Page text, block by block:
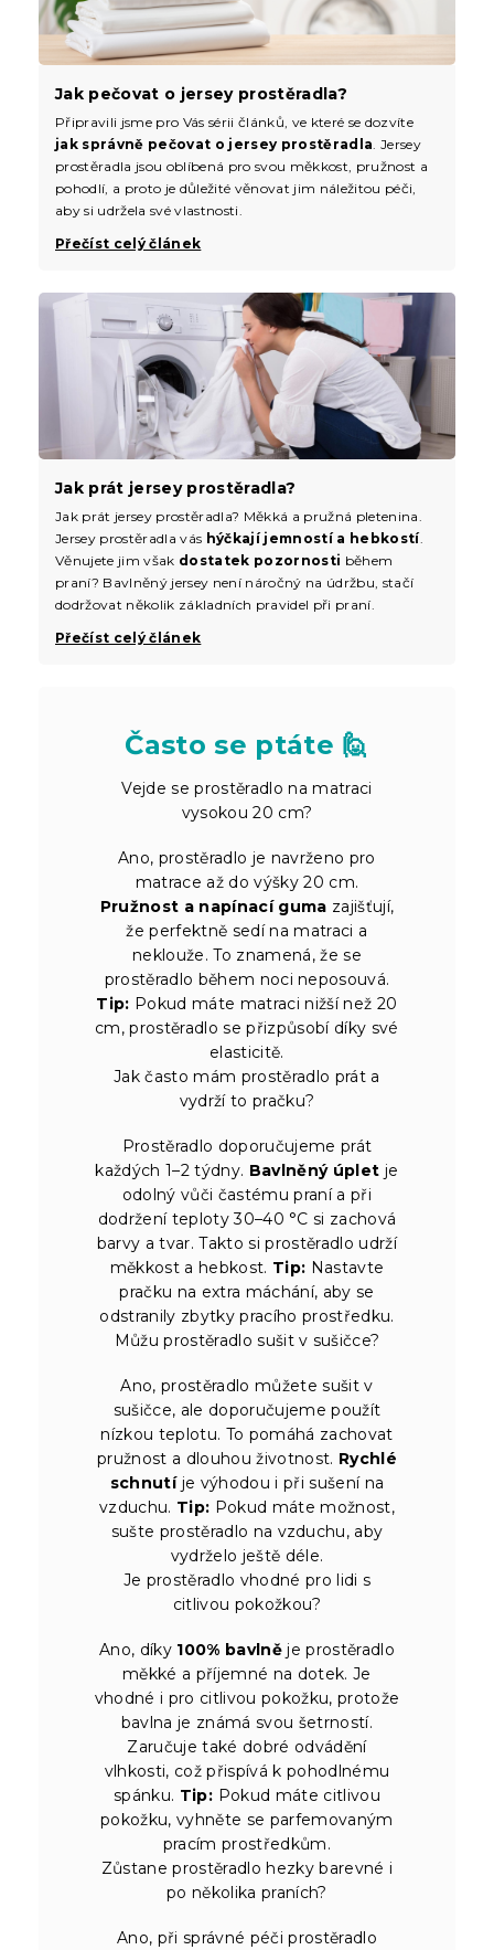
Jak pečovat o jersey prostěradla?
Připravili jsme pro Vás sérii článků, ve které se dozvíte
jak správně pečovat o jersey prostěradla . Jersey
prostěradla jsou oblíbená pro svou měkkost, pružnost a
pohodlí, a proto je důležité věnovat jim náležitou péči,
aby si udržela své vlastnosti.
Přečíst celý článek
Jak prát jersey prostěradla?
Jak prát jersey prostěradla? Měkká a pružná pletenina.
Jersey prostěradla vás hýčkají jemností a hebkostí.
Věnujete jim však dostatek pozornosti během
praní? Bavlněný jersey není náročný na údržbu, stačí
dodržovat několik základních pravidel při praní.
Přečíst celý článek
Často se ptáte 🙋
Vejde se prostěradlo na matraci
vysokou 20 cm?
Ano, prostěradlo je navrženo pro
matrace až do výšky 20 cm.
Pružnost a napínací guma zajišťují,
že perfektně sedí na matraci a
neklouže. To znamená, že se
prostěradlo během noci neposouvá.
Tip: Pokud máte matraci nižší než 20
cm, prostěradlo se přizpůsobí díky své
elasticitě.
Jak často mám prostěradlo prát a
vydrží to pračku?
Prostěradlo doporučujeme prát
každých 1–2 týdny. Bavlněný úplet je
odolný vůči častému praní a při
dodržení teploty 30–40 °C si zachová
barvy a tvar. Takto si prostěradlo udrží
měkkost a hebkost. Tip: Nastavte
pračku na extra máchání, aby se
odstranily zbytky pracího prostředku.
Můžu prostěradlo sušit v sušičce?
Ano, prostěradlo můžete sušit v
sušičce, ale doporučujeme použít
nízkou teplotu. To pomáhá zachovat
pružnost a dlouhou životnost. Rychlé
schnutíje výhodou i při sušení na
vzduchu. Tip: Pokud máte možnost,
sušte prostěradlo na vzduchu, aby
vydrželo ještě déle.
Je prostěradlo vhodné pro lidi s
citlivou pokožkou?
Ano, díky 100% bavlně je prostěradlo
měkké a příjemné na dotek. Je
vhodné i pro citlivou pokožku, protože
bavlna je známá svou šetrností.
Zaručuje také dobré odvádění
vlhkosti, což přispívá k pohodlnému
spánku. Tip: Pokud máte citlivou
pokožku, vyhněte se parfemovaným
pracím prostředkům.
Zůstane prostěradlo hezky barevné i
po několika praních?
Ano, při správné péči prostěradlo